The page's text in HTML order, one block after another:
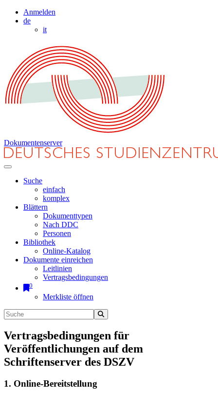
Anmelden
de
it
Dokumentenserver
Suche
einfach
komplex
Blättern
Dokumenttypen
Nach DDC
Personen
Bibliothek
Online-Katalog
Dokumente einreichen
Leitlinien
Vertragsbedingungen
0
Merkliste öffnen
Vertragsbedingungen für
Veröffentlichungen auf dem
Schriftenserver des DSZV
1. Online-Bereitstellung